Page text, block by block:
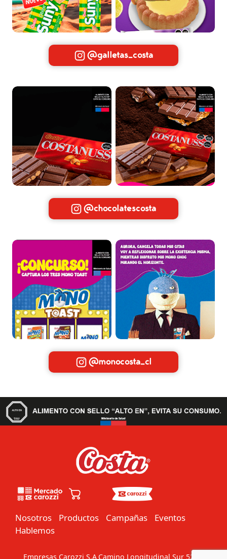
@galletas_costa
@chocolatescosta
@monocosta_cl
Nosotros Productos Campañas
Eventos
Hablemos
Empresas Carozzi S.A Camino Longitudinal Sur 5201